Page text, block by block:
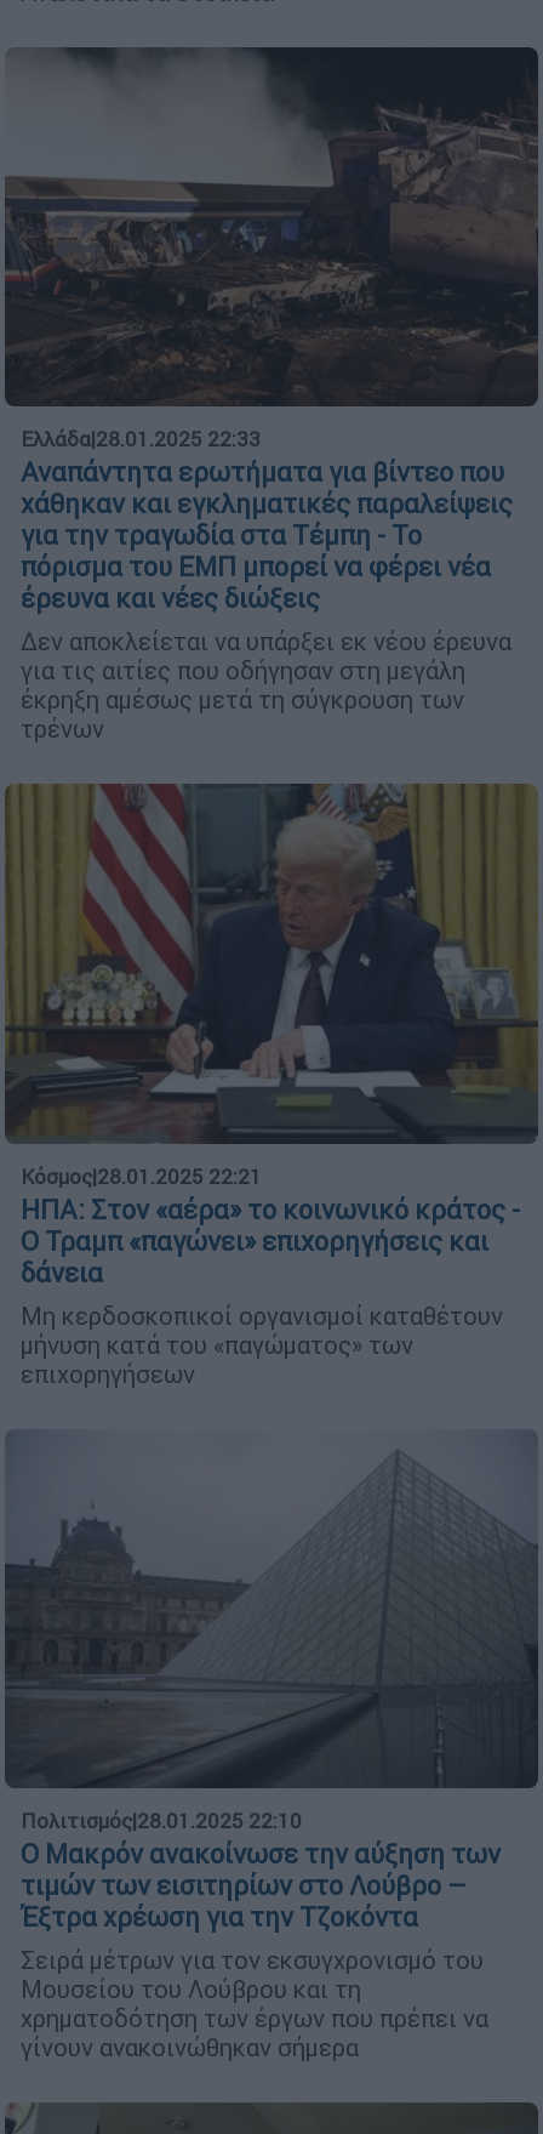
Ελλάδα|28.01.2025 22:33
Αναπάντητα ερωτήματα για βίντεο που
χάθηκαν και εγκληματικές παραλείψεις
για την τραγωδία στα Τέμπη - Το
πόρισμα του ΕΜΠ μπορεί να φέρει νέα
έρευνα και νέες διώξεις
Δεν αποκλείεται να υπάρξει εκ νέου έρευνα
για τις αιτίες που οδήγησαν στη μεγάλη
έκρηξη αμέσως μετά τη σύγκρουση των
τρένων
Κόσμος|28.01.2025 22:21
ΗΠΑ: Στον «αέρα» το κοινωνικό κράτος -
Ο Τραμπ «παγώνει» επιχορηγήσεις και
δάνεια
Μη κερδοσκοπικοί οργανισμοί καταθέτουν
μήνυση κατά του «παγώματος» των
επιχορηγήσεων
Πολιτισμός|28.01.2025 22:10
Ο Μακρόν ανακοίνωσε την αύξηση των
τιμών των εισιτηρίων στο Λούβρο –
Έξτρα χρέωση για την Τζοκόντα
Σειρά μέτρων για τον εκσυγχρονισμό του
Μουσείου του Λούβρου και τη
χρηματοδότηση των έργων που πρέπει να
γίνουν ανακοινώθηκαν σήμερα